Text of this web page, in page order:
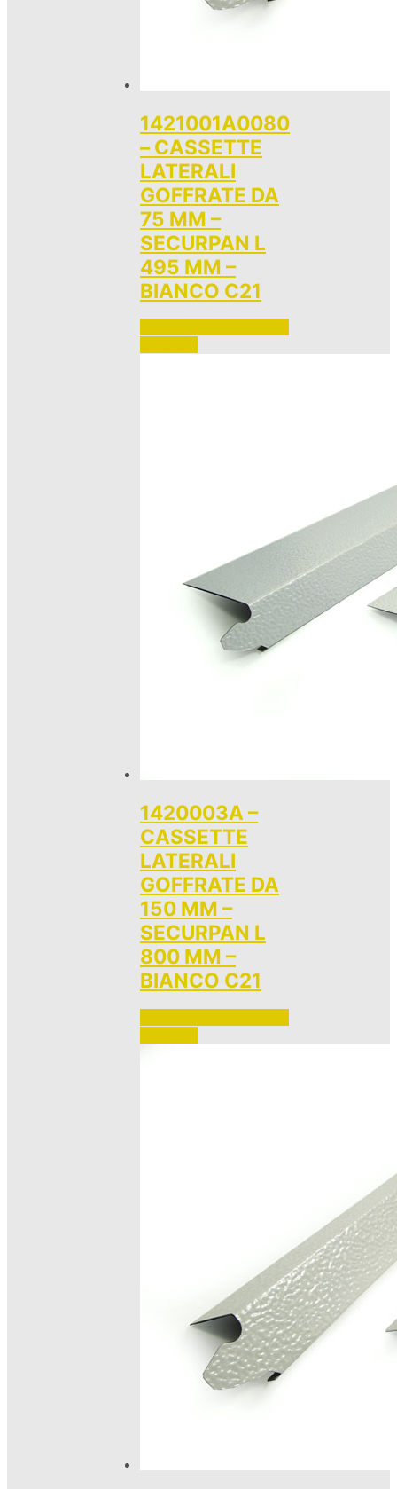
1421001A0080
– CASSETTE
LATERALI
GOFFRATE DA
75 MM –
SECURPAN L
495 MM –
BIANCO C21
1420003A –
CASSETTE
LATERALI
GOFFRATE DA
150 MM –
SECURPAN L
800 MM –
BIANCO C21